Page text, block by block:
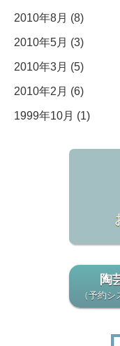
2010年8月 (8)
2010年5月 (3)
2010年3月 (5)
2010年2月 (6)
1999年10月 (1)
陶
（予約